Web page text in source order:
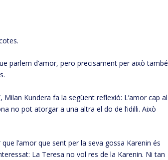
parlem d’amor, pero precisament per això també
Milan Kundera fa la següent reflexió: L’amor cap al
no pot atorgar a una altra el do de l’idil·li. Això
l’amor que sent per la seva gossa Karenin és
La Teresa no vol res de la Karenin. Ni tan